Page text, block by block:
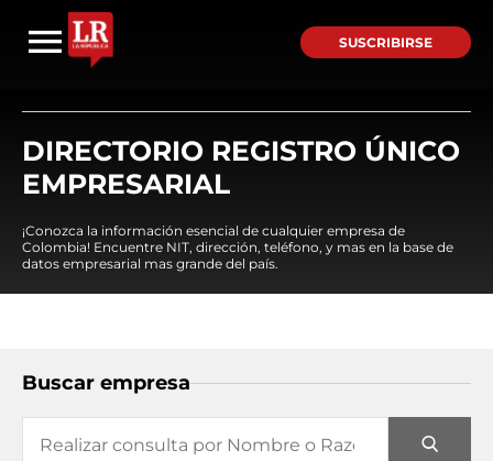
SUSCRIBIRSE
DIRECTORIO REGISTRO ÚNICO
EMPRESARIAL
¡Conozca la información esencial de cualquier empresa de
Colombia! Encuentre NIT, dirección, teléfono, y mas en la base de
datos empresarial mas grande del país.
Buscar empresa